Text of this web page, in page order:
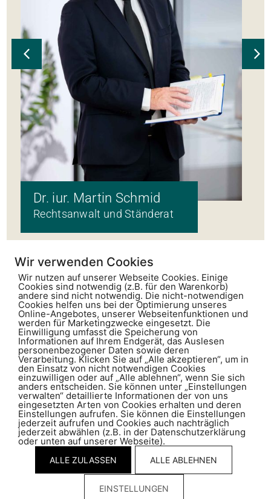
Dr. iur. Martin Schmid
Rechtsanwalt und Ständerat
Kunz Schmid
Rechtsanwälte und Notare AG
Gäuggelistrasse 1
Postfach
CH-7001 Chur
T +41 81 286 05 00
info@kunzschmid.ch
Wir verwenden Cookies
Wir nutzen auf unserer Webseite Cookies. Einige
Cookies sind notwendig (z.B. für den Warenkorb)
andere sind nicht notwendig. Die nicht-notwendigen
Cookies helfen uns bei der Optimierung unseres
Online-Angebotes, unserer Webseitenfunktionen und
werden für Marketingzwecke eingesetzt. Die
Einwilligung umfasst die Speicherung von
Informationen auf Ihrem Endgerät, das Auslesen
personenbezogener Daten sowie deren
Verarbeitung. Klicken Sie auf „Alle akzeptieren“, um in
den Einsatz von nicht notwendigen Cookies
einzuwilligen oder auf „Alle ablehnen“, wenn Sie sich
anders entscheiden. Sie können unter „Einstellungen
verwalten“ detaillierte Informationen der von uns
eingesetzten Arten von Cookies erhalten und deren
Einstellungen aufrufen. Sie können die Einstellungen
jederzeit aufrufen und Cookies auch nachträglich
jederzeit abwählen (z.B. in der Datenschutzerklärung
oder unten auf unserer Webseite).
ALLE ZULASSEN ALLE ABLEHNEN
EINSTELLUNGEN